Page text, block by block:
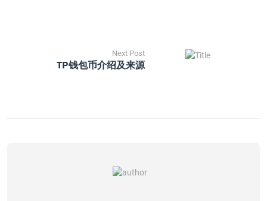
Next Post
TP钱包币介绍及来源